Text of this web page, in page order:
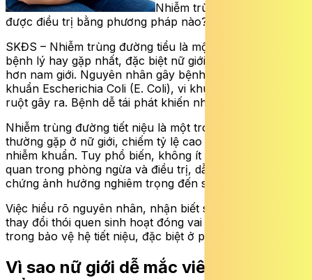
Nhiễm trùng đường tiểu
được điều trị bằng phương pháp nào?
SKĐS – Nhiễm trùng đường tiểu là một trong những
bệnh lý hay gặp nhất, đặc biệt nữ giới thường mắc cao
hơn nam giới. Nguyên nhân gây bệnh thường do vi
khuẩn Escherichia Coli (E. Coli), vi khuẩn sống trong
ruột gây ra. Bệnh dễ tái phát khiến nhiều người lo lắng.
Nhiễm trùng đường tiết niệu là một trong những bệnh lý
thường gặp ở nữ giới, chiếm tỷ lệ cao trong nhóm bệnh
nhiễm khuẩn. Tuy phổ biến, không ít người vẫn chủ
quan trong phòng ngừa và điều trị, dẫn đến nhiều biến
chứng ảnh hưởng nghiêm trọng đến sức khỏe.
Việc hiểu rõ nguyên nhân, nhận biết sớm dấu hiệu và
thay đổi thói quen sinh hoạt đóng vai trò quan trọng
trong bảo vệ hệ tiết niệu, đặc biệt ở phụ nữ.
Vì sao nữ giới dễ mắc viêm đường